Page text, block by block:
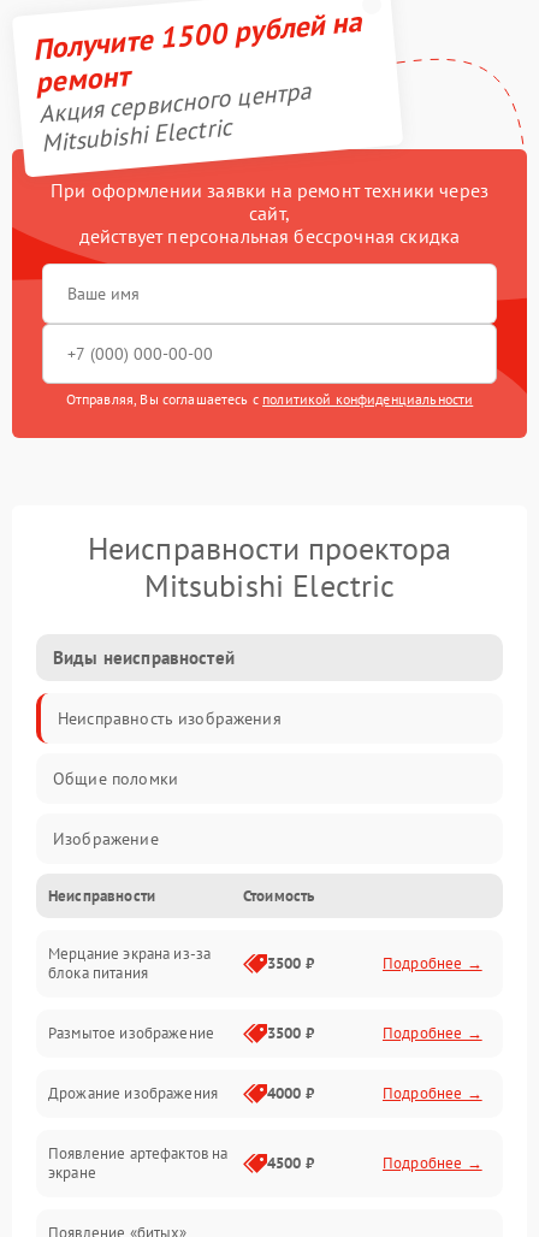
Получите 1500 рублей на
ремонт
Акция сервисного центра
Mitsubishi Electric
При оформлении заявки на ремонт техники через
сайт,
действует персональная бессрочная скидка
Отправляя, Вы соглашаетесь с политикой конфиденциальности
Неисправности проектора
Mitsubishi Electric
Виды неисправностей
Неисправность изображения
Общие поломки
Изображение
Лампа подсветки
Неисправность управления и интерфейсов
Неисправности Стоимость
Мерцание экрана из-за
блока питания
3500 ₽ Подробнее →
Размытое изображение 3500 ₽ Подробнее →
Дрожание изображения 4000 ₽ Подробнее →
Появление артефактов на
экране
4500 ₽ Подробнее →
Появление «битых»